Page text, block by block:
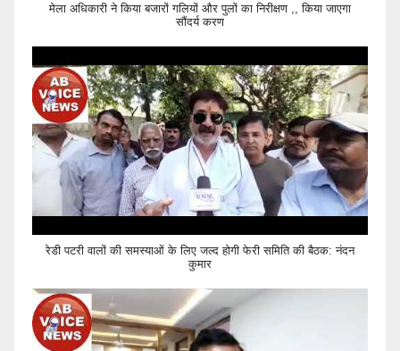
मेला अधिकारी ने किया बजारों गलियों और पुलों का निरीक्षण ,, किया जाएगा
सौंदर्य करण
रेडी पटरी वालों की समस्याओं के लिए जल्द होगी फेरी समिति की बैठक: नंदन
कुमार